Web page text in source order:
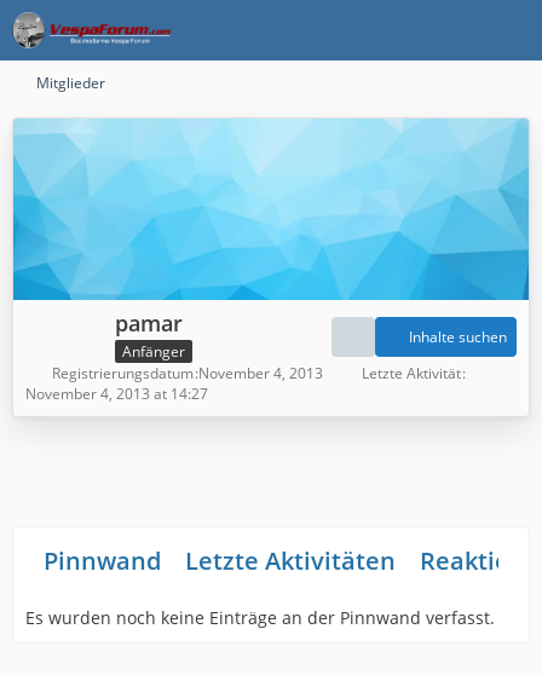
Mitglieder
pamar
Anfänger
Inhalte suchen
Registrierungsdatum November 4, 2013
Letzte Aktivität
November 4, 2013 at 14:27
Pinnwand Letzte Aktivitäten
Es wurden noch keine Einträge an der Pinnwand verfasst.